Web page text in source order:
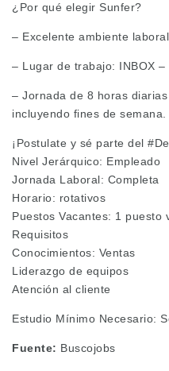
¿Por qué elegir Sunfer?
– Excelente ambiente
– Lugar de trabajo: INBOX –
– Jornada de 8 horas
incluyendo fines de semana.
¡Postulate y sé parte del
Nivel Jerárquico: Empleado
Jornada Laboral: Completa
Horario: rotativos
Puestos Vacantes: 1 puesto
Requisitos
Conocimientos: Ventas
Liderazgo de equipos
Atención al cliente
Estudio Mínimo Necesario:
Fuente: Buscojobs